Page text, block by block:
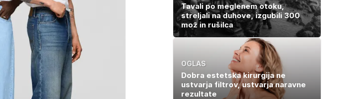
Tavali po meglenem otoku,
streljali na duhove, izgubili 300
mož in rušilca
OGLAS
Dobra estetska kirurgija ne
ustvarja filtrov, ustvarja naravne
rezultate